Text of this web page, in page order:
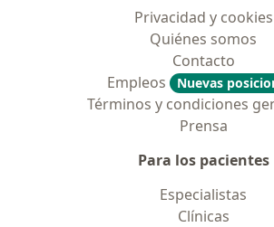
Privacidad y cookies
Quiénes somos
Contacto
Empleos
Nuevas
Términos y condiciones
Prensa
Para los pacientes
Especialistas
Clínicas